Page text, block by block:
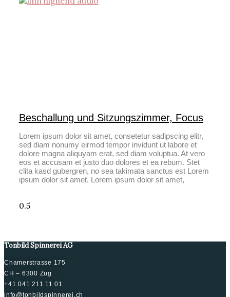
Beschallung und Sitzungszimmer, Focus
Lorem ipsum dolor sit amet, consetetur sadipscing elitr,
sed diam nonumy eirmod tempor invidunt ut labore et
dolore magna aliquyam erat, sed diam voluptua. At vero
eos et accusam et justo duo dolores et ea rebum. Stet
clita kasd gubergren, no sea takimata sanctus est Lorem
ipsum dolor sit amet. Lorem ipsum dolor sit amet,
Tonbild Spinnerei AG
Chamerstrasse 175
CH – 6300 Zug
+41 041 211 11 01
info@tonbildspinnerei.ch